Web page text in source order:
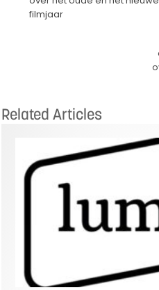
filmjaar
Related Articles